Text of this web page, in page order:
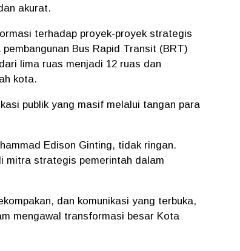
akurat.
terhadap proyek-proyek strategis
Bus Rapid Transit (BRT)
lima ruas menjadi 12 ruas dan
kota.
publik yang masif melalui tangan para
Edison Ginting, tidak ringan.
mitra strategis pemerintah dalam
dan komunikasi yang terbuka,
mengawal transformasi besar Kota